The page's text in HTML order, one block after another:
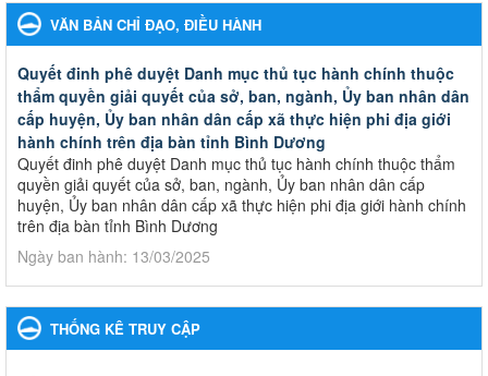
VĂN BẢN CHỈ ĐẠO, ĐIỀU HÀNH
Quyết đinh phê duyệt Danh mục thủ tục hành chính thuộc
thẩm quyền giải quyết của sở, ban, ngành, Ủy ban nhân dân
cấp huyện, Ủy ban nhân dân cấp xã thực hiện phi địa giới
hành chính trên địa bàn tỉnh Bình Dương
Quyết đinh phê duyệt Danh mục thủ tục hành chính thuộc thẩm
quyền giải quyết của sở, ban, ngành, Ủy ban nhân dân cấp
huyện, Ủy ban nhân dân cấp xã thực hiện phi địa giới hành chính
trên địa bàn tỉnh Bình Dương
Ngày ban hành: 13/03/2025
Giáo dục và Đào tạo thành phố Bến Cát
Kế hoạch Phổ biến, giáo dục pháp luật năm 2025 của ngành
THỐNG KÊ TRUY CẬP